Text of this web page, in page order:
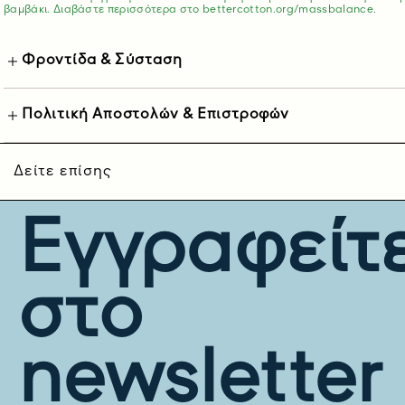
βαμβάκι. Διαβάστε περισσότερα στο bettercotton.org/massbalance.
Φροντίδα & Σύσταση
Πολιτική Αποστολών & Επιστροφών
Δείτε επίσης
στο
newsletter